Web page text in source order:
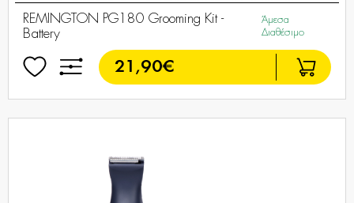
REMINGTON PG180 Grooming Kit -
Battery
Άμεσα
Διαθέσιμο
21,90€